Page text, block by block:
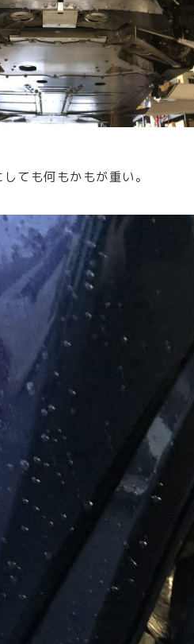
ても何もかもが重い。